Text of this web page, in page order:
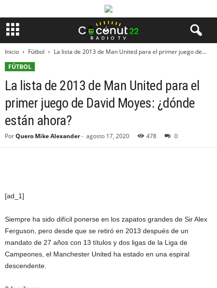
Inicio Fútbol
La lista de 2013 de Man United para el primer juego de...
FÚTBOL
La lista de 2013 de Man United para el
primer juego de David Moyes: ¿dónde
están ahora?
PorQuero Mike Alexander- agosto 17, 2020 478 0
[ad_1]
Siempre ha sido difícil ponerse en los zapatos grandes de Sir Alex
Ferguson, pero desde que se retiró en 2013 después de un
mandato de 27 años con 13 títulos y dos ligas de la Liga de
Campeones, el Manchester United ha estado en una espiral
descendente.